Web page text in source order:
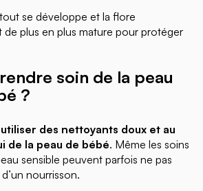
se développe et la flore
plus en plus mature pour protéger
soin de la peau
?
utiliser des nettoyants doux et au
de la peau de bébé. Même les soins
sensible peuvent parfois ne pas
nourrisson.